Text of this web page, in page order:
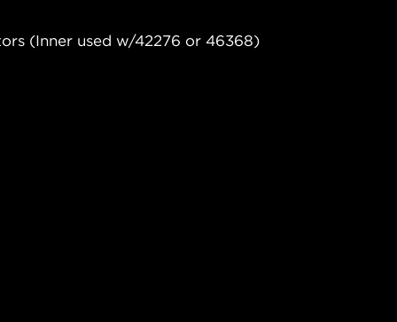
(Inner used w/42276 or 46368)